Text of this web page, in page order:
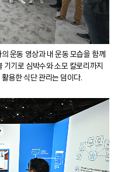
운동 영상과 내 운동 모습을 함께
기로 심박수와 소모 칼로리까지
용한 식단 관리는 덤이다.